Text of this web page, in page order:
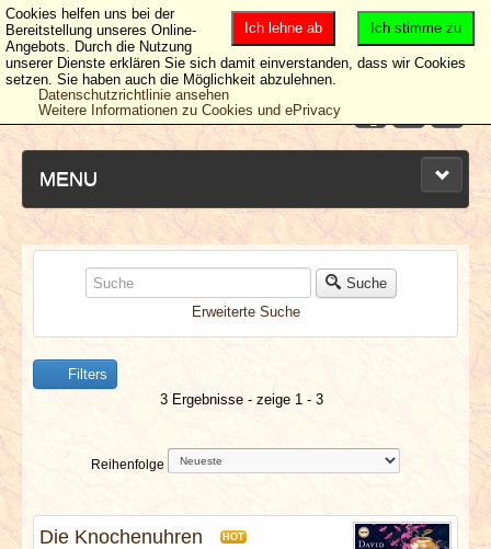
MENU
NEUESTE ARTIKEL
NEWS & DATES
BERICHTE
VERLOSUNGEN
Suche
Erweiterte Suche
Filters
3 Ergebnisse - zeige 1 - 3
Reihenfolge
Die Knochenuhren HOT
Ich stimme zu
Ich lehne ab
Cookies helfen uns bei der
Bereitstellung unseres Online-
Angebots. Durch die Nutzung
unserer Dienste erklären Sie sich damit einverstanden, dass wir Cookies
setzen. Sie haben auch die Möglichkeit abzulehnen.
Datenschutzrichtlinie ansehen
Weitere Informationen zu Cookies und ePrivacy